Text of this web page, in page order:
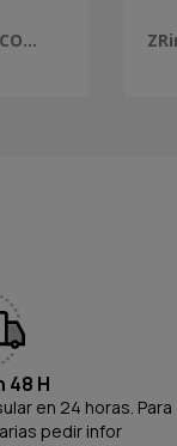
48 H
en 24 horas. Para
pedir infor